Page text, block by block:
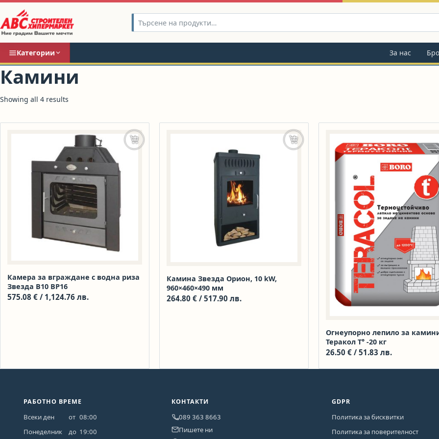
Категории За нас
Камини
Showing all 4 results
Камера за вграждане с водна риза
Звезда В10 ВР16
575.08 € / 1,124.76 лв.
Добавяне в количката
Камина Звезда Орион, 10 kW,
960×460×490 мм
264.80 € / 517.90 лв.
Добавяне в количката
Огнеупорно лепило за
Теракол T° -20 кг
26.50 € / 51.83 лв.
РАБОТНО ВРЕМЕ
Всеки ден от 08:00
Понеделник
до 19:00
КОНТАКТИ
089 363 8663
Пишете ни
GDPR
Политика за бисквитки
Политика за поверителност